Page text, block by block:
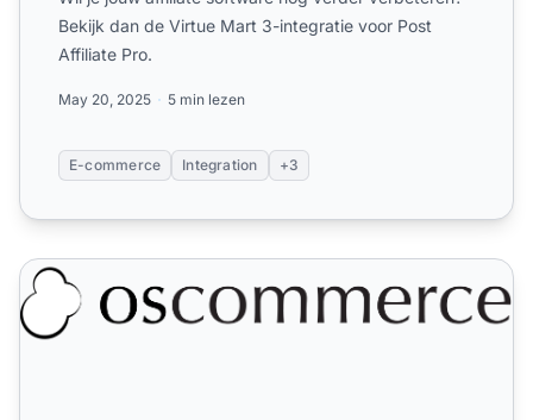
Bekijk dan de Virtue Mart 3-integratie voor Post
Affiliate Pro.
May 20, 2025 5 min lezen
E-commerce Integration +3
osCommerce